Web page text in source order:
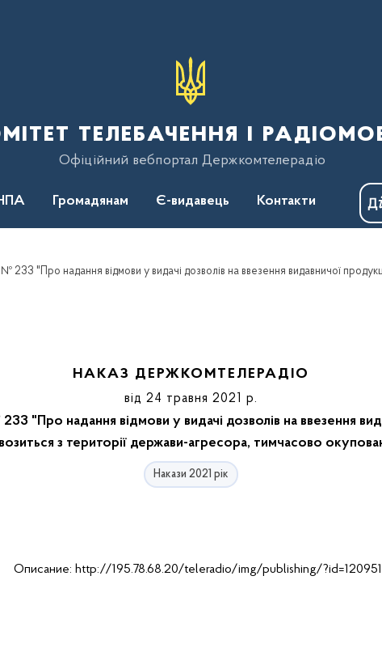
телебачення і
Офіційний вебпортал Держкомтелерадіо
Громадянам Є-видавець Контакти
НАКАЗ ДЕРЖКОМТЕЛЕРАДІО
від 24 травня 2021 р.
"Про надання відмови у видачі дозволів на ввезення
з території держави-агресора, тимчасово
Накази 2021 рік